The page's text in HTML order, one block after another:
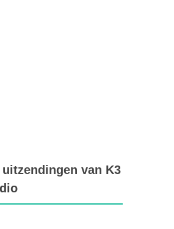
uitzendingen van K3